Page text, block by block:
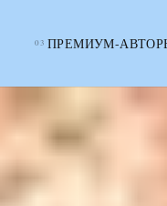
ПРЕМИУМ-